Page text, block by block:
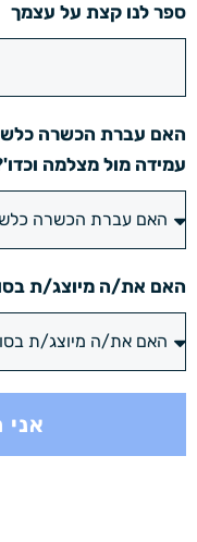
ספר לנו קצת על עצמך
האם עברת הכשרה
עמידה מול מצלמה
האם את/ה מיוצג/ת